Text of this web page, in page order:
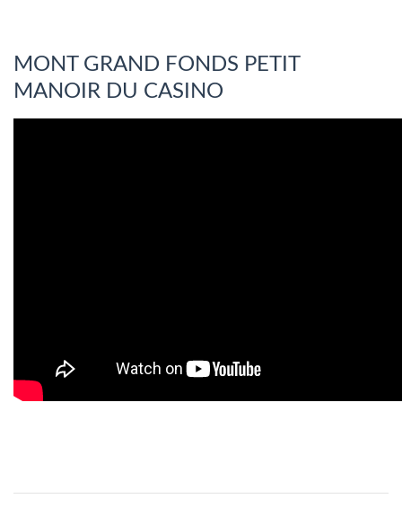
MONT GRAND FONDS PETIT
MANOIR DU CASINO